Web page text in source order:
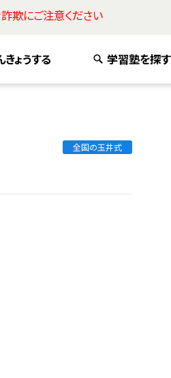
欺にご注意ください
きょうする 学習塾を探す
全国の玉井式